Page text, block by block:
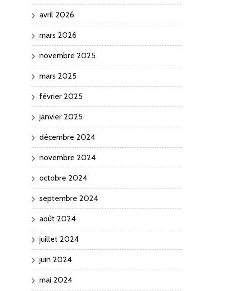
avril 2026
mars 2026
novembre 2025
mars 2025
février 2025
janvier 2025
décembre 2024
novembre 2024
octobre 2024
septembre 2024
août 2024
juillet 2024
juin 2024
mai 2024